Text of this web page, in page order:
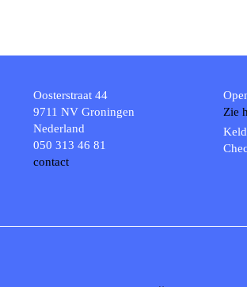
Oosterstraat 44
9711 NV Groningen
Nederland
050 313 46 81
contact
Zie